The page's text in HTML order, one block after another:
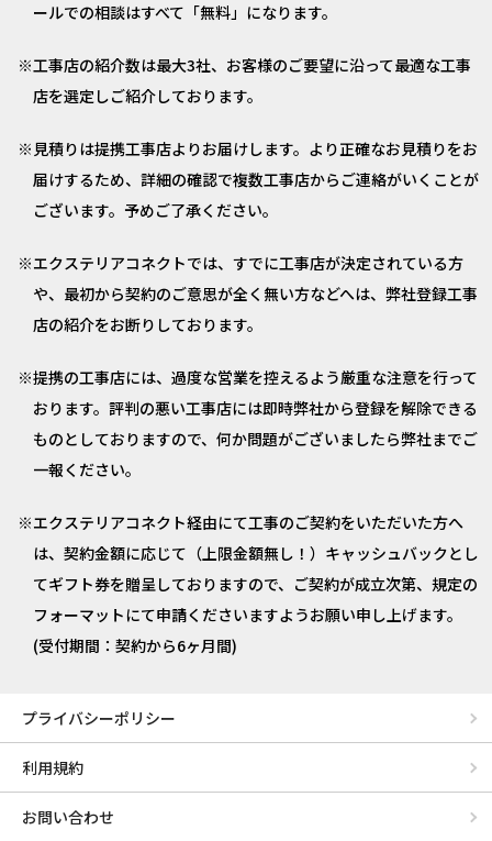
ールでの相談はすべて「無料」になります。
工事店の紹介数は最大3社、お客様のご要望に沿って最適な工事
店を選定しご紹介しております。
見積りは提携工事店よりお届けします。より正確なお見積りをお
届けするため、詳細の確認で複数工事店からご連絡がいくことが
ございます。予めご了承ください。
エクステリアコネクトでは、すでに工事店が決定されている方
や、最初から契約のご意思が全く無い方などへは、弊社登録工事
店の紹介をお断りしております。
提携の工事店には、過度な営業を控えるよう厳重な注意を行って
おります。評判の悪い工事店には即時弊社から登録を解除できる
ものとしておりますので、何か問題がございましたら弊社までご
一報ください。
エクステリアコネクト経由にて工事のご契約をいただいた方へ
は、契約金額に応じて（上限金額無し！）キャッシュバックとし
てギフト券を贈呈しておりますので、ご契約が成立次第、規定の
フォーマットにて申請くださいますようお願い申し上げます。
(受付期間：契約から6ヶ月間)
プライバシーポリシー
利用規約
お問い合わせ